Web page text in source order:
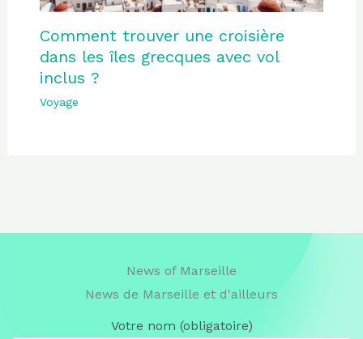
Comment trouver une croisière
dans les îles grecques avec vol
inclus ?
Voyage
News of Marseille
News de Marseille et d'ailleurs
Votre nom (obligatoire)